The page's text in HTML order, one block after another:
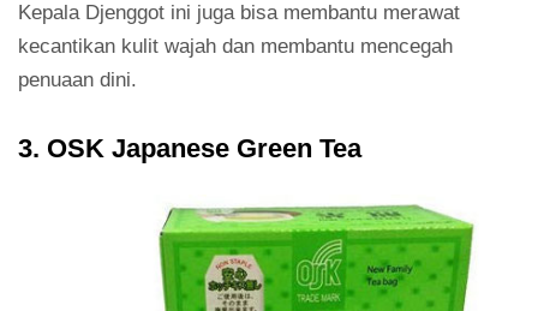
Kepala Djenggot ini juga bisa membantu merawat
kecantikan kulit wajah dan membantu mencegah
penuaan dini.
3. OSK Japanese Green Tea